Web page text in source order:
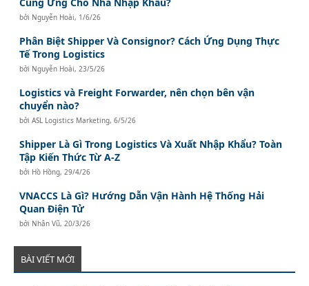
bởi Nguyễn Hoài, 1/6/26
Phân Biệt Shipper Và Consignor? Cách Ứng Dụng Thực
Tế Trong Logistics
bởi Nguyễn Hoài,23/5/26
Logistics và Freight Forwarder, nên chọn bên vận
chuyển nào?
bởiASL Logistics Marketing,6/5/26
Shipper Là Gì Trong Logistics Và Xuất Nhập Khẩu? Toàn
Tập Kiến Thức Từ A-Z
bởi Hồ Hồng,29/4/26
VNACCS Là Gì? Hướng Dẫn Vận Hành Hệ Thống Hải
Quan Điện Tử
bởi Nhân Vũ,20/3/26
BÀI VIẾT MỚI